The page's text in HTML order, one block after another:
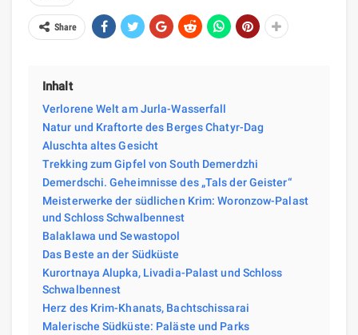
Share
Inhalt
Verlorene Welt am Jurla-Wasserfall
Natur und Kraftorte des Berges Chatyr-Dag
Aluschta altes Gesicht
Trekking zum Gipfel von South Demerdzhi
Demerdschi. Geheimnisse des „Tals der Geister“
Meisterwerke der südlichen Krim: Woronzow-Palast
und Schloss Schwalbennest
Balaklawa und Sewastopol
Das Beste an der Südküste
Kurortnaya Alupka, Livadia-Palast und Schloss
Schwalbennest
Herz des Krim-Khanats, Bachtschissarai
Malerische Südküste: Paläste und Parks